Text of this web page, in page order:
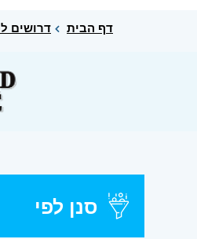
דף הבית דרושים
סנן לפי